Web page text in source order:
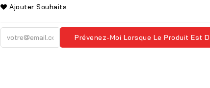
Ajouter Souhaits
Prévenez-Moi Lorsque Le Produit Est